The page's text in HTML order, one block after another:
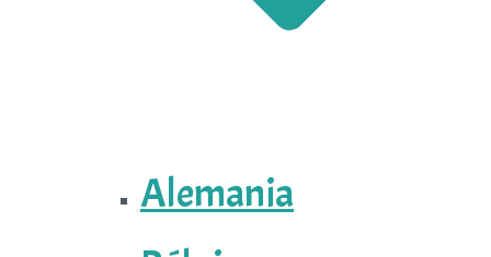
Alemania